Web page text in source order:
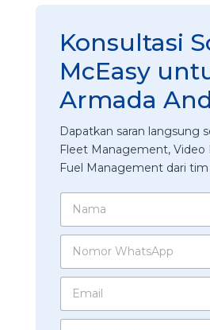
Konsultasi
McEasy
Armada
Dapatkan saran langsung
Fleet Management, Video
Fuel Management dari tim
N
m
N
m
W
*
e
r
E
a
P